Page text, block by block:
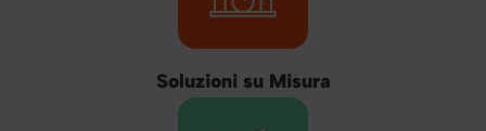
Soluzioni su Misura